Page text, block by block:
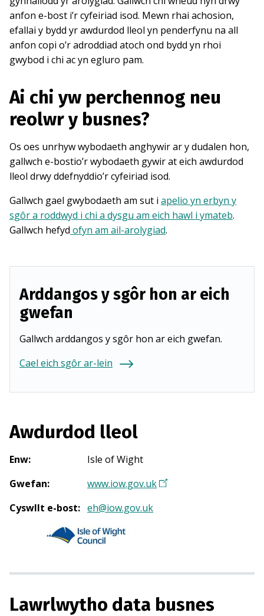
anfon e-bost i’r cyfeiriad isod. Mewn rhai achosion,
efallai y bydd yr awdurdod lleol yn penderfynu na all
anfon copi o’r adroddiad atoch ond bydd yn rhoi
gwybod i chi ac yn egluro pam.
Ai chi yw perchennog neu
reolwr y busnes?
Os oes unrhyw wybodaeth anghywir ar y dudalen hon,
gallwch e-bostio’r wybodaeth gywir at eich awdurdod
lleol drwy ddefnyddio’r cyfeiriad isod.
Gallwch gael gwybodaeth am sut i apelio yn erbyn y
sgôr a roddwyd i chi a dysgu am eich hawl i ymateb.
Gallwch hefyd ofyn am ail-arolygiad.
Arddangos y sgôr hon ar eich
gwefan
Gallwch arddangos y sgôr hon ar eich gwefan.
Cael eich sgôr ar-lein
Awdurdod lleol
Enw:
Isle of Wight
Gwefan: www.iow.gov.uk(
r
e
Cyswllt e-bost: eh@iow.gov.uk
Lawrlwytho data busnes